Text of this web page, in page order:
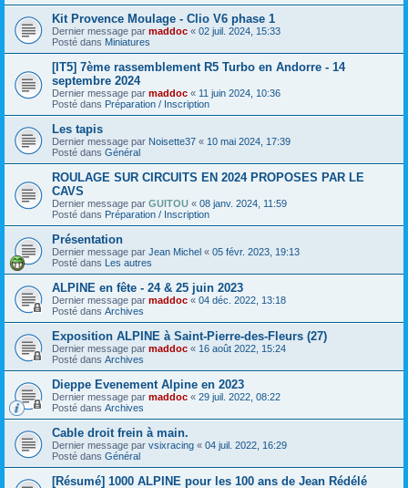
Kit Provence Moulage - Clio V6 phase 1
Dernier message par maddoc « 02 juil. 2024, 15:33
Posté dans Miniatures
[IT5] 7ème rassemblement R5 Turbo en Andorre - 14
septembre 2024
Dernier message par maddoc « 11 juin 2024, 10:36
Posté dans Préparation / Inscription
Les tapis
Dernier message par Noisette37 « 10 mai 2024, 17:39
Posté dans Général
ROULAGE SUR CIRCUITS EN 2024 PROPOSES PAR LE
CAVS
Dernier message par GUITOU « 08 janv. 2024, 11:59
Posté dans Préparation / Inscription
Présentation
Dernier message par Jean Michel « 05 févr. 2023, 19:13
Posté dans Les autres
ALPINE en fête - 24 & 25 juin 2023
Dernier message par maddoc « 04 déc. 2022, 13:18
Posté dans Archives
Exposition ALPINE à Saint-Pierre-des-Fleurs (27)
Dernier message par maddoc « 16 août 2022, 15:24
Posté dans Archives
Dieppe Evenement Alpine en 2023
Dernier message par maddoc « 29 juil. 2022, 08:22
Posté dans Archives
Cable droit frein à main.
Dernier message par vsixracing « 04 juil. 2022, 16:29
Posté dans Général
[Résumé] 1000 ALPINE pour les 100 ans de Jean Rédélé